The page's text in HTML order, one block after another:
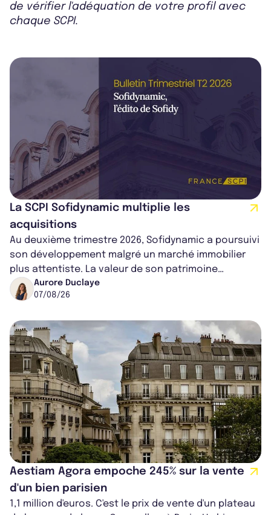
de vérifier l'adéquation de votre profil avec
chaque SCPI.
La SCPI Sofidynamic multiplie les
acquisitions
Au deuxième trimestre 2026, Sofidynamic a poursuivi
son développement malgré un marché immobilier
plus attentiste. La valeur de son patrimoine
progresse de 3,8% à périmètre constan...
Aurore Duclaye
07/08/26
Aestiam Agora empoche 245% sur la vente
d'un bien parisien
1,1 million d'euros. C'est le prix de vente d'un plateau